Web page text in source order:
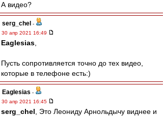
А видео?
serg_chel -
30 апр 2021 16:49
Eaglesias
Пусть сопротивляется точно до тех видео,
которые в телефоне есть:)
Eaglesias -
30 апр 2021 16:45
serg_chel , Это Леониду Арнольдычу виднее и